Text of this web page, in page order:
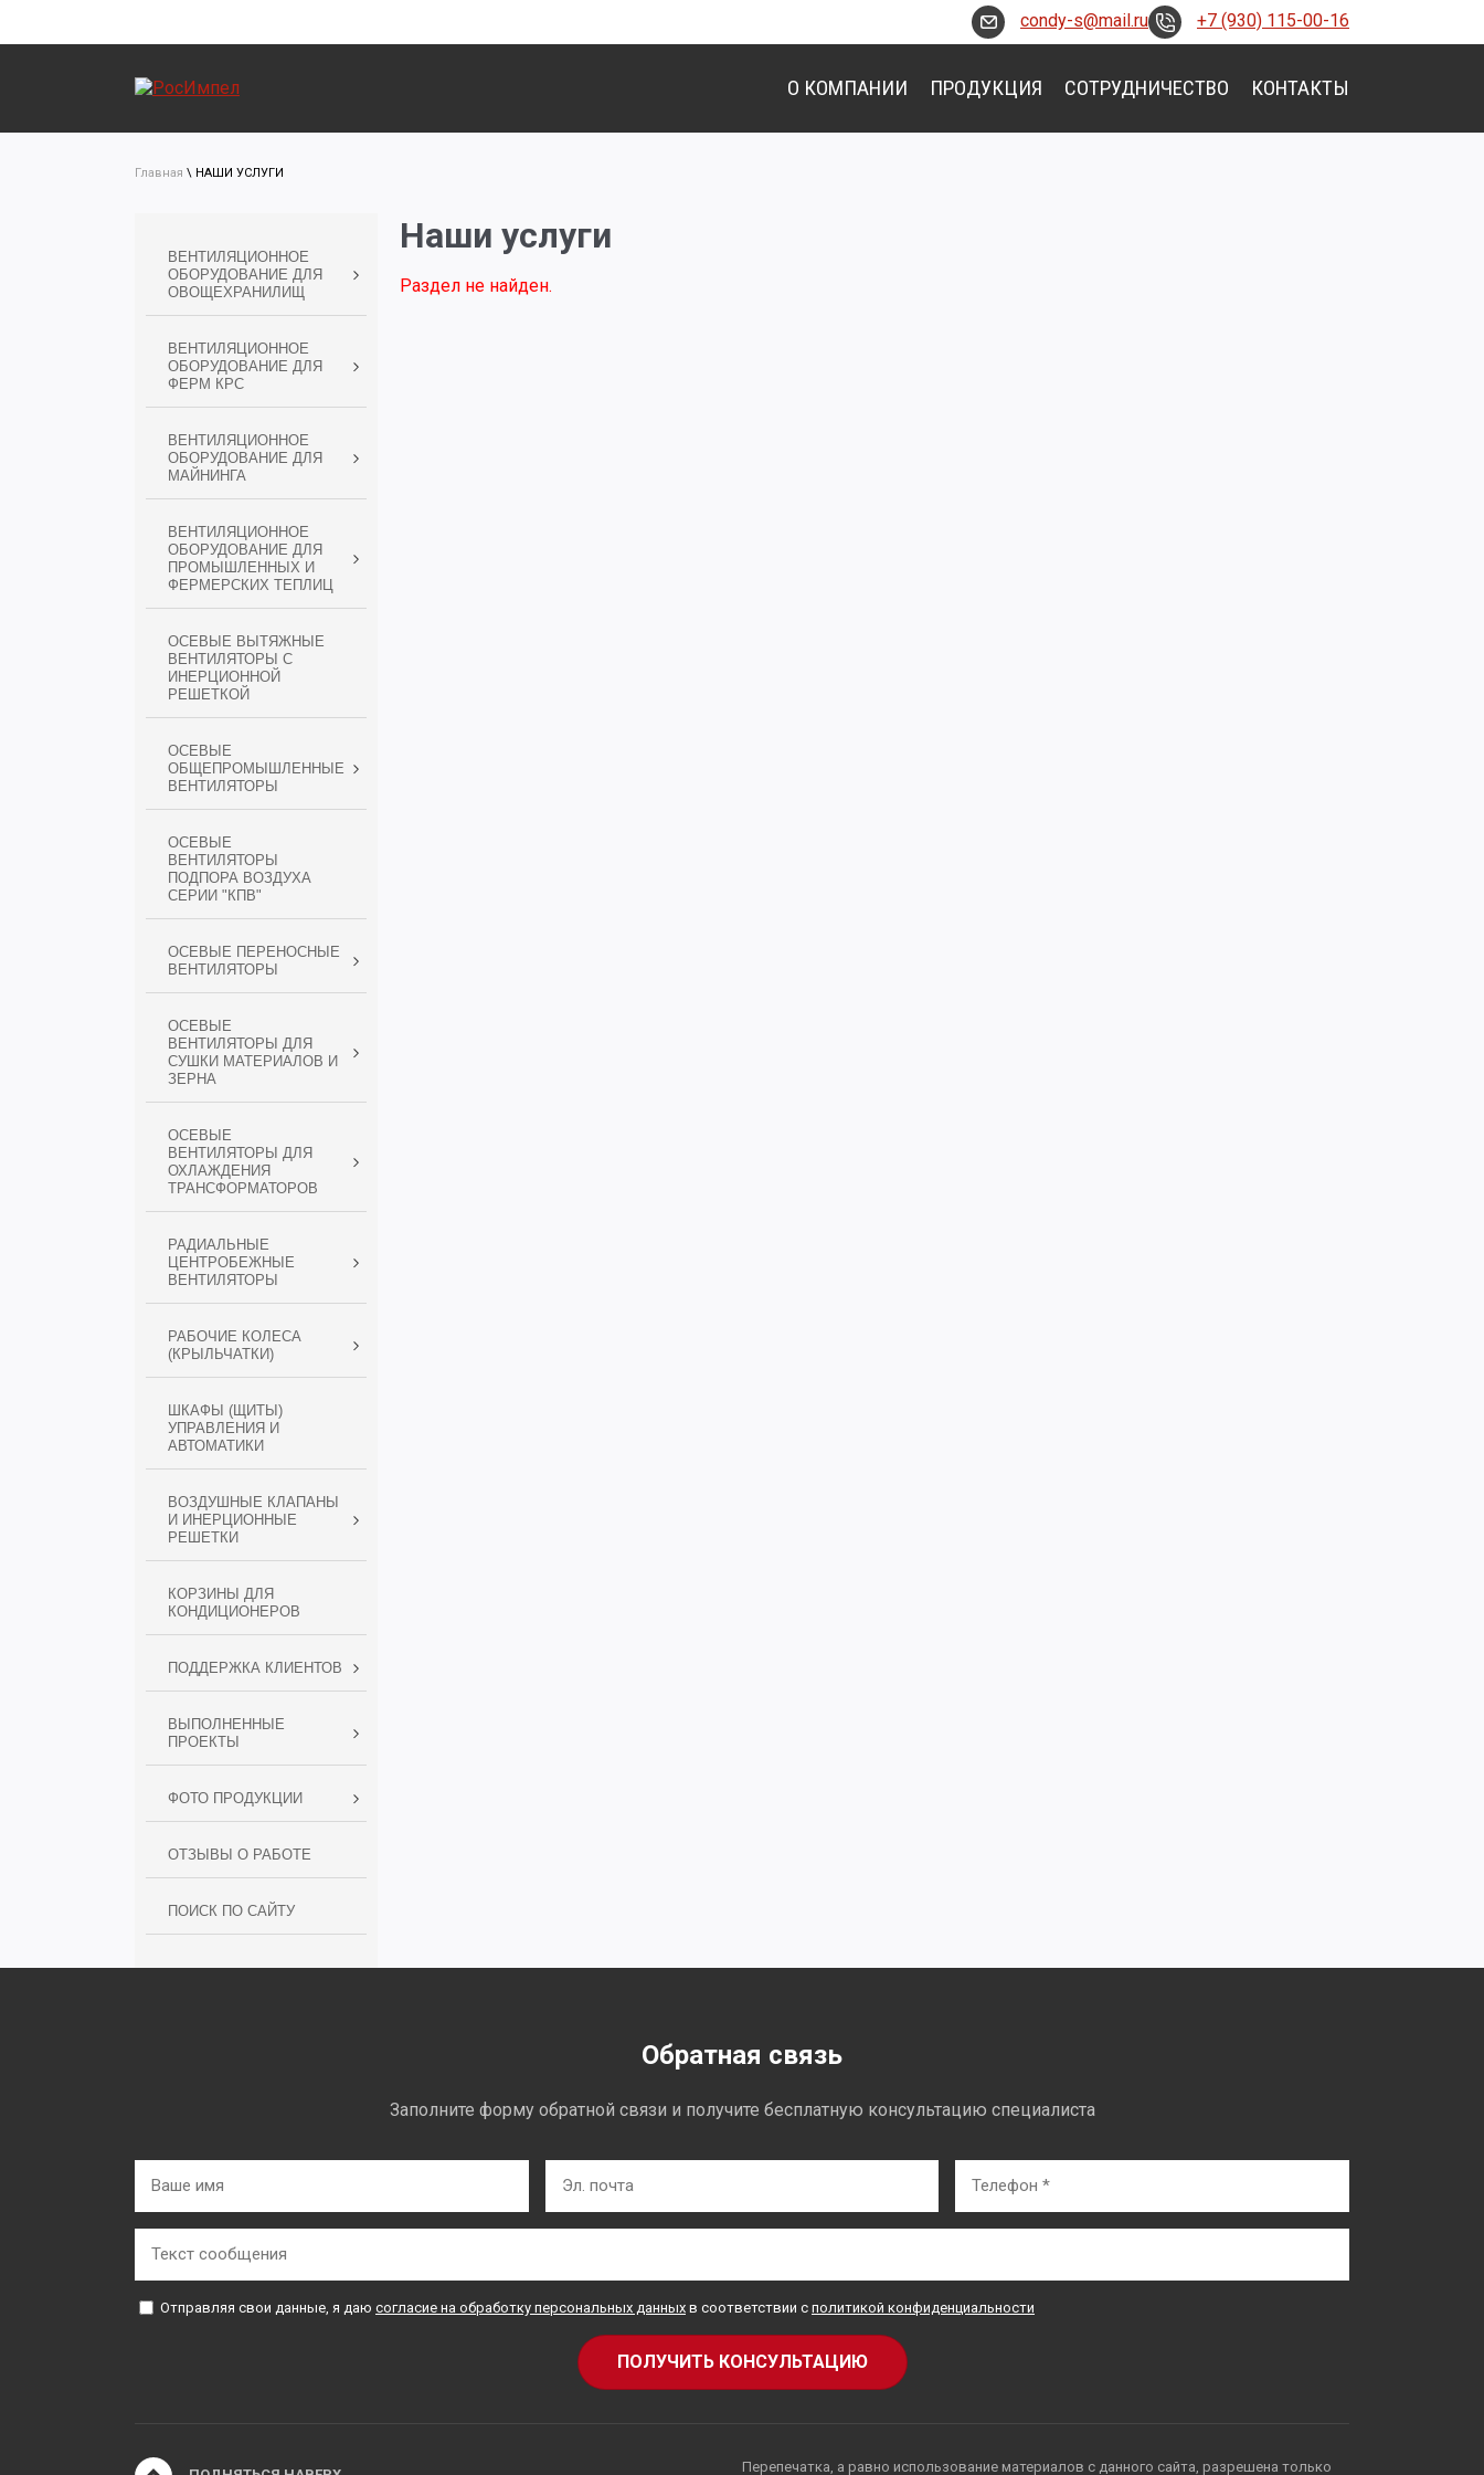
condy-s@mail.ru +7 (930) 115-00-16
О КОМПАНИИ ПРОДУКЦИЯ СОТРУДНИЧЕСТВО КОНТАКТЫ
Главная \ НАШИ УСЛУГИ
ВЕНТИЛЯЦИОННОЕ
ОБОРУДОВАНИЕ ДЛЯ
ОВОЩЕХРАНИЛИЩ
ВЕНТИЛЯЦИОННОЕ
ОБОРУДОВАНИЕ ДЛЯ
ФЕРМ КРС
ВЕНТИЛЯЦИОННОЕ
ОБОРУДОВАНИЕ ДЛЯ
МАЙНИНГА
ВЕНТИЛЯЦИОННОЕ
ОБОРУДОВАНИЕ ДЛЯ
ПРОМЫШЛЕННЫХ И
ФЕРМЕРСКИХ ТЕПЛИЦ
ОСЕВЫЕ ВЫТЯЖНЫЕ
ВЕНТИЛЯТОРЫ С
ИНЕРЦИОННОЙ
РЕШЕТКОЙ
ОСЕВЫЕ
ОБЩЕПРОМЫШЛЕННЫЕ
ВЕНТИЛЯТОРЫ
ОСЕВЫЕ
ВЕНТИЛЯТОРЫ
ПОДПОРА ВОЗДУХА
СЕРИИ "КПВ"
ОСЕВЫЕ ПЕРЕНОСНЫЕ
ВЕНТИЛЯТОРЫ
ОСЕВЫЕ
ВЕНТИЛЯТОРЫ ДЛЯ
СУШКИ МАТЕРИАЛОВ И
ЗЕРНА
ОСЕВЫЕ
ВЕНТИЛЯТОРЫ ДЛЯ
ОХЛАЖДЕНИЯ
ТРАНСФОРМАТОРОВ
РАДИАЛЬНЫЕ
ЦЕНТРОБЕЖНЫЕ
ВЕНТИЛЯТОРЫ
РАБОЧИЕ КОЛЕСА
(КРЫЛЬЧАТКИ)
ШКАФЫ (ЩИТЫ)
УПРАВЛЕНИЯ И
АВТОМАТИКИ
ВОЗДУШНЫЕ КЛАПАНЫ
И ИНЕРЦИОННЫЕ
РЕШЕТКИ
КОРЗИНЫ ДЛЯ
КОНДИЦИОНЕРОВ
ПОДДЕРЖКА КЛИЕНТОВ
ВЫПОЛНЕННЫЕ
ПРОЕКТЫ
ФОТО ПРОДУКЦИИ
ОТЗЫВЫ О РАБОТЕ
ПОИСК ПО САЙТУ
Наши услуги
Раздел не найден.
Обратная связь
Заполните форму обратной связи и получите бесплатную консультацию специалиста
Отправляя свои данные, я даю согласие на обработку персональных данных в соответствии с политикой конфиденциальности
Перепечатка, а равно использование материалов с данного сайта, разрешена только